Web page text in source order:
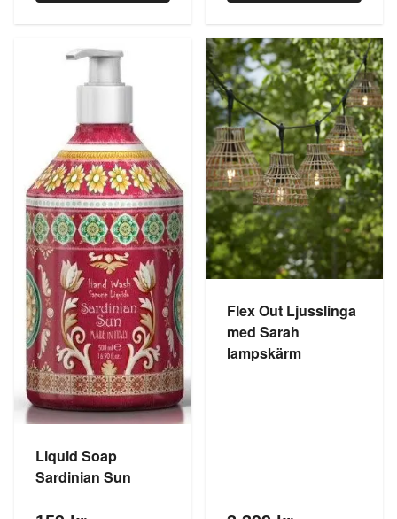
Liquid Soap
Sardinian Sun
Flex Out Ljusslinga
med Sarah
lampskärm